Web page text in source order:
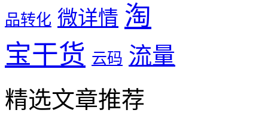
品转化 微详情 淘
宝干货 云码 流量
精选文章推荐